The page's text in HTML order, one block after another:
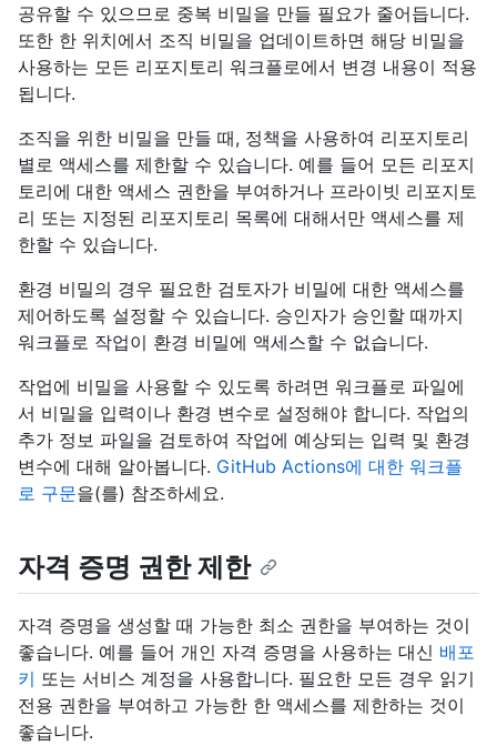
공유할 수 있으므로 중복 비밀을 만들 필요가 줄어듭니다.
또한 한 위치에서 조직 비밀을 업데이트하면 해당 비밀을
사용하는 모든 리포지토리 워크플로에서 변경 내용이 적용
됩니다.
조직을 위한 비밀을 만들 때, 정책을 사용하여 리포지토리
별로 액세스를 제한할 수 있습니다. 예를 들어 모든 리포지
토리에 대한 액세스 권한을 부여하거나 프라이빗 리포지토
리 또는 지정된 리포지토리 목록에 대해서만 액세스를 제
한할 수 있습니다.
환경 비밀의 경우 필요한 검토자가 비밀에 대한 액세스를
제어하도록 설정할 수 있습니다. 승인자가 승인할 때까지
워크플로 작업이 환경 비밀에 액세스할 수 없습니다.
작업에 비밀을 사용할 수 있도록 하려면 워크플로 파일에
서 비밀을 입력이나 환경 변수로 설정해야 합니다. 작업의
추가 정보 파일을 검토하여 작업에 예상되는 입력 및 환경
변수에 대해 알아봅니다. GitHub Actions에 대한 워크플
로 구문을(를) 참조하세요.
자격 증명 권한 제한
자격 증명을 생성할 때 가능한 최소 권한을 부여하는 것이
좋습니다. 예를 들어 개인 자격 증명을 사용하는 대신 배포
키 또는 서비스 계정을 사용합니다. 필요한 모든 경우 읽기
전용 권한을 부여하고 가능한 한 액세스를 제한하는 것이
좋습니다.